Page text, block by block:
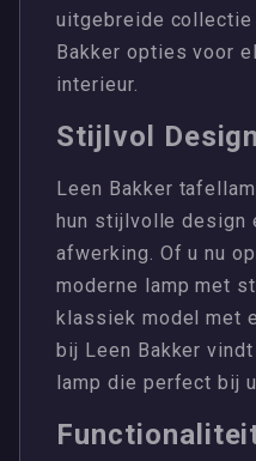
uitgebreide
Bakker opties voor
interieur.
Stijlvol Design
Leen Bakker
hun stijlvolle design
afwerking. Of u nu
moderne lamp met
klassiek model met
bij Leen Bakker
lamp die perfect bij